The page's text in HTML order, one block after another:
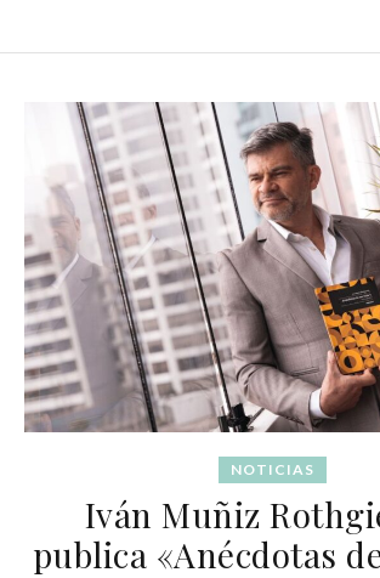
NOTICIAS
Iván Muñiz
publica «Anécdotas